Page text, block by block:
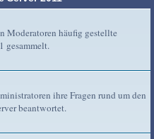
Moderatoren häufig gestellte
gesammelt.
ihre Fragen rund um den
beantwortet.